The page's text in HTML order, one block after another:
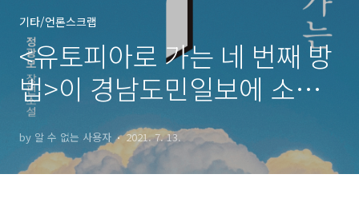
기타/언론스크랩
<유토피아로 가는 네 번째 방
법>이 경남도민일보에 소개
되었습니다!
by 알 수 없는 사용자 2021. 7. 13.